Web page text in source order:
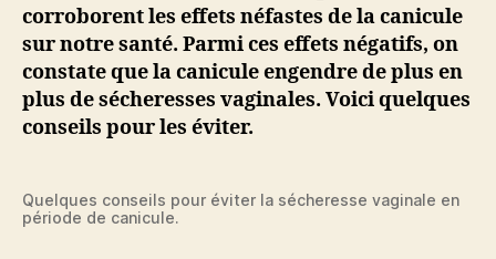
sécheresses
vaginales
!
corroborent les effets néfastes de la canicule
sur notre santé. Parmi ces effets négatifs, on
constate que la canicule engendre de plus en
plus de sécheresses vaginales. Voici quelques
conseils pour les éviter.
Quelques conseils pour éviter la sécheresse vaginale en
période de canicule.